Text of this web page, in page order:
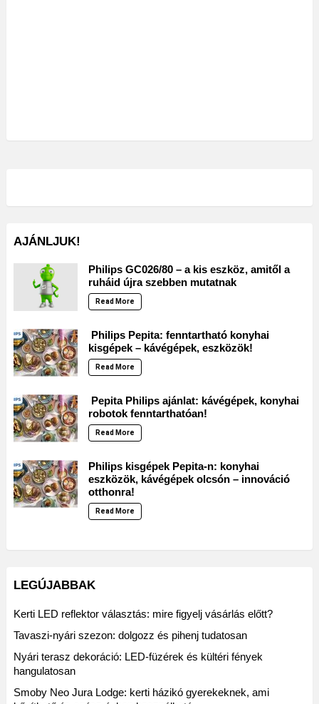
AJÁNLJUK!
Philips GC026/80 – a kis eszköz, amitől a
ruháid újra szebben mutatnak
Read More
Philips Pepita: fenntartható konyhai
kisgépek – kávégépek, eszközök!
Read More
Pepita Philips ajánlat: kávégépek, konyhai
robotok fenntarthatóan!
Read More
Philips kisgépek Pepita-n: konyhai
eszközök, kávégépek olcsón – innováció
otthonra!
Read More
LEGÚJABBAK
Kerti LED reflektor választás: mire figyelj vásárlás előtt?
Tavaszi-nyári szezon: dolgozz és pihenj tudatosan
Nyári terasz dekoráció: LED-füzérek és kültéri fények
hangulatosan
Smoby Neo Jura Lodge: kerti házikó gyerekeknek, ami